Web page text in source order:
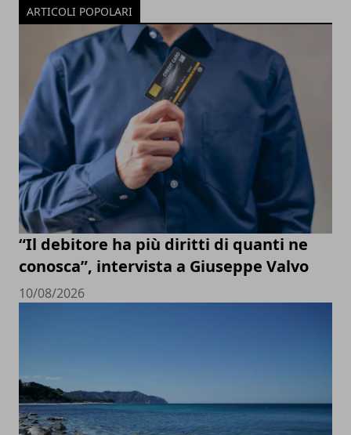
ARTICOLI POPOLARI
“Il debitore ha più diritti di quanti ne
conosca”, intervista a Giuseppe Valvo
10/08/2026